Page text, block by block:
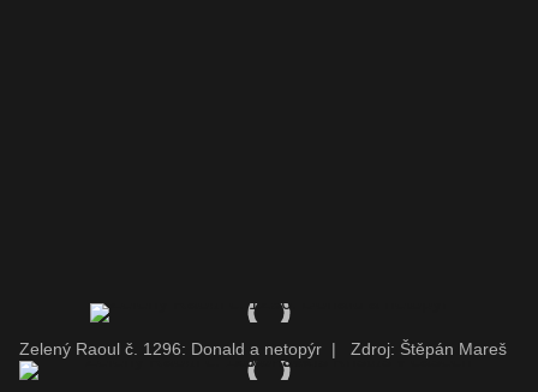
Zelený Raoul č. 1296: Donald a netopýr | Zdroj: Štěpán Mareš